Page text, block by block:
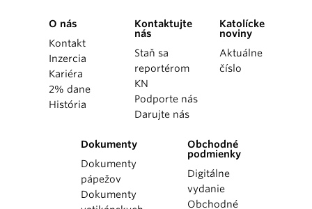
O nás
Kontakt
Inzercia
Kariéra
2% dane
História
Kontaktujte
nás
Staň sa
reportérom
KN
Podporte nás
Darujte nás
Katolícke
noviny
Aktuálne
číslo
Dokumenty
Dokumenty
pápežov
Dokumenty
Obchodné
podmienky
Digitálne
vydanie
Obchodné